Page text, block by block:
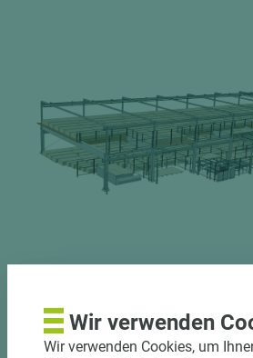
Wir verwenden
Wir verwenden Cookies, um